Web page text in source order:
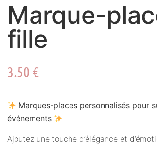
Marque-
fille
3.50 €
Marques-places personnalisés pour
événements
Ajoutez une touche d’élégance et